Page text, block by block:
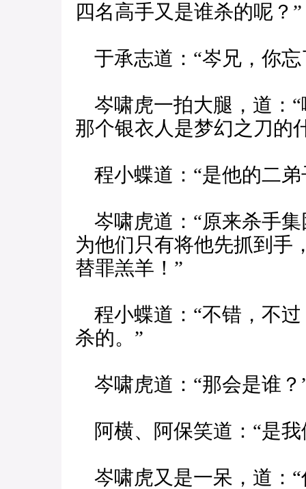
四名高手又是谁杀的呢？”
于承志道：“岑兄，你忘
岑啸虎一拍大腿，道：
那个银衣人是梦幻之刀的
程小蝶道：“是他的二弟
岑啸虎道：“原来杀手
为他们只有将他先抓到手
替罪羔羊！”
程小蝶道：“不错，不
杀的。”
岑啸虎道：“那会是谁？
阿横、阿保笑道：“是我
岑啸虎又是一呆，道：“